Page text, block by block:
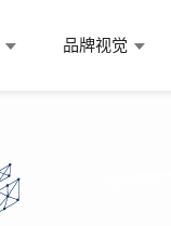
品牌视觉